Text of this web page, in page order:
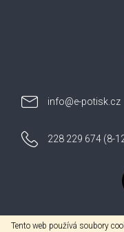
Tento web používá soubory
info@e-potisk.cz
228 229 674 (8-